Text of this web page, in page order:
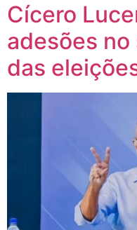
Cícero
adesões
das